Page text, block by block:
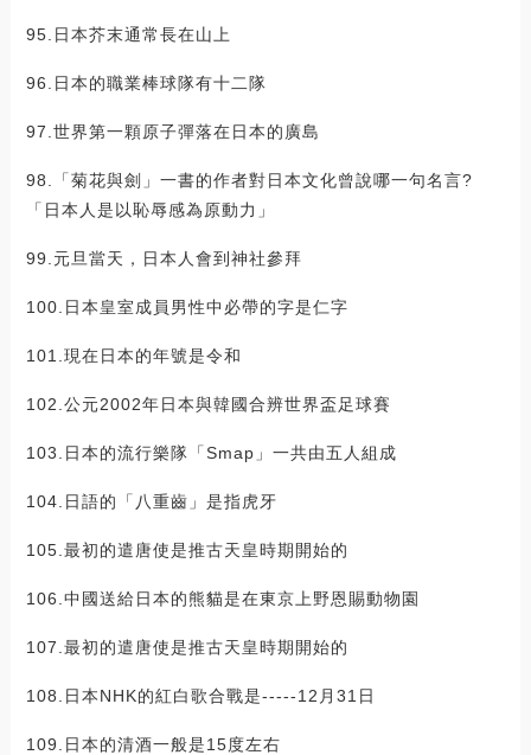
95.日本芥末通常長在山上
96.日本的職業棒球隊有十二隊
97.世界第一顆原子彈落在日本的廣島
98.「菊花與劍」一書的作者對日本文化曾說哪一句名言?
「日本人是以恥辱感為原動力」
99.元旦當天，日本人會到神社參拜
100.日本皇室成員男性中必帶的字是仁字
101.現在日本的年號是令和
102.公元2002年日本與韓國合辨世界盃足球賽
103.日本的流行樂隊「Smap」一共由五人組成
104.日語的「八重齒」是指虎牙
105.最初的遣唐使是推古天皇時期開始的
106.中國送給日本的熊貓是在東京上野恩賜動物園
107.最初的遣唐使是推古天皇時期開始的
108.日本NHK的紅白歌合戰是-----12月31日
109.日本的清酒一般是15度左右